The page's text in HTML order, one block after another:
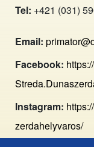
Tel: +421 (031)
Email:
Facebook:
Instagram:
zerdahelyvaros/